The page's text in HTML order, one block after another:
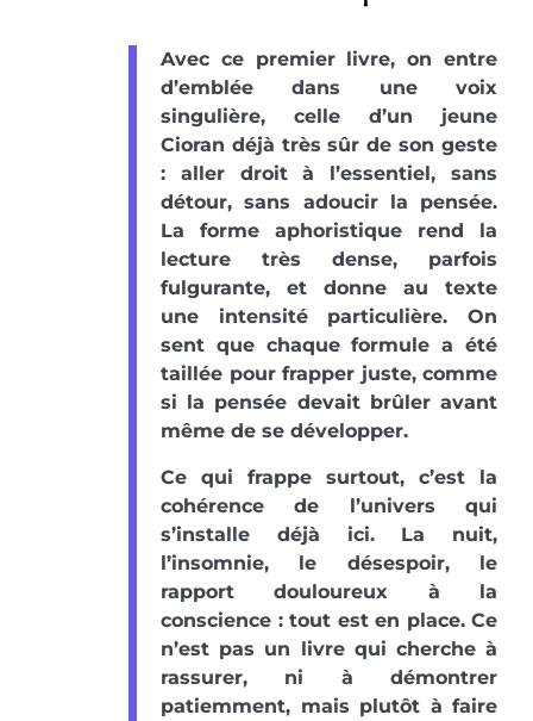
Avec ce premier livre, on entre
d’emblée dans une voix
singulière, celle d’un jeune
Cioran déjà très sûr de son geste
: aller droit à l’essentiel, sans
détour, sans adoucir la pensée.
La forme aphoristique rend la
lecture très dense, parfois
fulgurante, et donne au texte
une intensité particulière. On
sent que chaque formule a été
taillée pour frapper juste, comme
si la pensée devait brûler avant
même de se développer.
Ce qui frappe surtout, c’est la
cohérence de l’univers qui
s’installe déjà ici. La nuit,
l’insomnie, le désespoir, le
rapport douloureux à la
conscience : tout est en place. Ce
n’est pas un livre qui cherche à
rassurer, ni à démontrer
patiemment, mais plutôt à faire